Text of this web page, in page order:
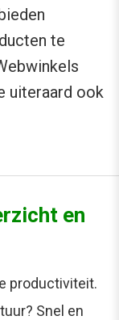
te
uiteraard ook
en
productiviteit.
Snel en